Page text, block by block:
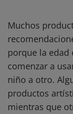
Muchos
porque la edad
comenzar a
niño a otro.
productos
mientras que